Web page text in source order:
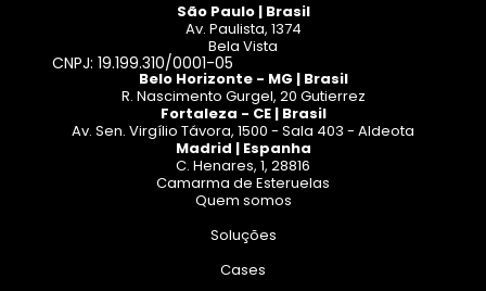
São Paulo | Brasil
Av. Paulista, 1374
Bela Vista
CNPJ: 19.199.310/0001-05
Belo Horizonte - MG | Brasil
R. Nascimento Gurgel, 20 Gutierrez
Fortaleza - CE | Brasil
Av. Sen. Virgílio Távora, 1500 - Sala 403 - Aldeota
Madrid | Espanha
C. Henares, 1, 28816
Camarma de Esteruelas
Quem somos
Soluções
Cases